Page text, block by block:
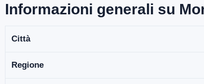
Informazioni generali su
Città
Regione